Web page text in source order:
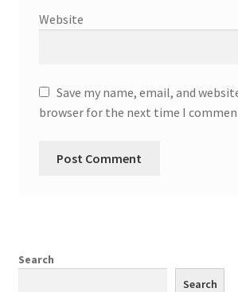
Website
Save my name, email, and
browser for the next time I
Search
Search